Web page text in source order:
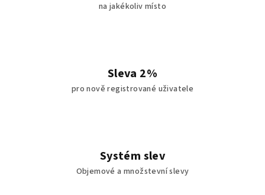
na jakékoliv místo
Sleva 2%
pro nově registrované uživatele
Systém slev
Objemové a množstevní slevy